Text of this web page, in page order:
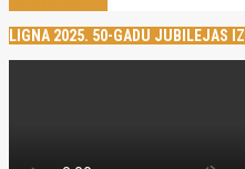
LIGNA 2025. 50-GADU JUBILEJAS